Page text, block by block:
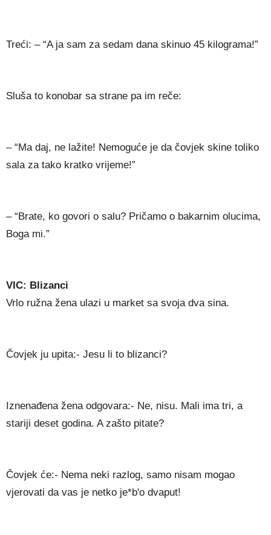
Treći: – “A ja sam za sedam dana skinuo 45 kilograma!”
Sluša to konobar sa strane pa im reče:
– “Ma daj, ne lažite! Nemoguće je da čovjek skine toliko
sala za tako kratko vrijeme!”
– “Brate, ko govori o salu? Pričamo o bakarnim olucima,
Boga mi.”
VIC: Blizanci
Vrlo ružna žena ulazi u market sa svoja dva sina.
Čovjek ju upita:- Jesu li to blizanci?
Iznenađena žena odgovara:- Ne, nisu. Mali ima tri, a
stariji deset godina. A zašto pitate?
Čovjek će:- Nema neki razlog, samo nisam mogao
vjerovati da vas je netko je*b'o dvaput!